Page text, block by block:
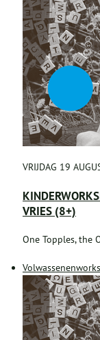
VRIJDAG 19
VRIES (8+)
One Topples, the